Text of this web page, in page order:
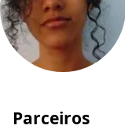
Parceiros